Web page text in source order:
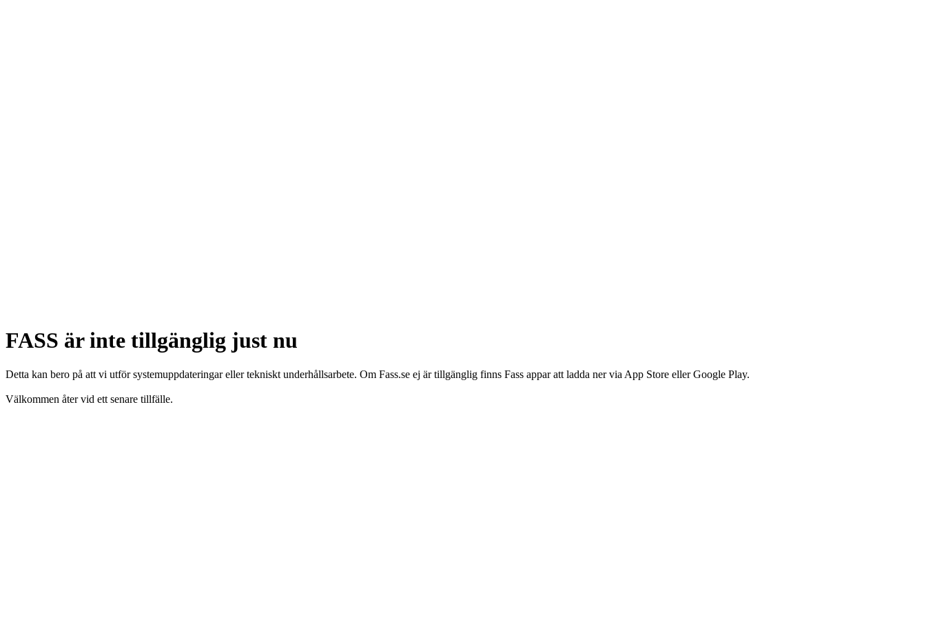
FASS är inte tillgänglig just nu
Detta kan bero på att vi utför systemuppdateringar eller tekniskt underhållsarbete. Om Fass.se ej är tillgänglig finns Fass appar att ladda ner via App Store eller Google Play.
Välkommen åter vid ett senare tillfälle.